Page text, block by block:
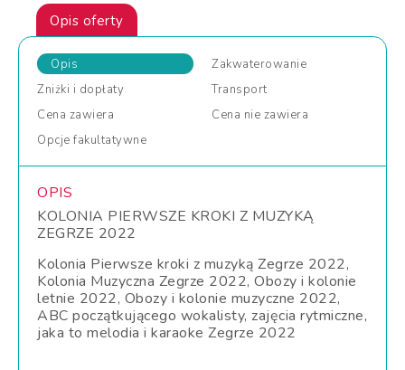
Opis oferty
Opis
Zakwaterowanie
Zniżki i dopłaty
Transport
Cena zawiera Cena nie zawiera
Opcje fakultatywne
OPIS
KOLONIA PIERWSZE KROKI Z MUZYKĄ
ZEGRZE 2022
Kolonia Pierwsze kroki z muzyką Zegrze 2022,
Kolonia Muzyczna Zegrze 2022, Obozy i kolonie
letnie 2022, Obozy i kolonie muzyczne 2022,
ABC początkującego wokalisty, zajęcia rytmiczne,
jaka to melodia i karaoke Zegrze 2022